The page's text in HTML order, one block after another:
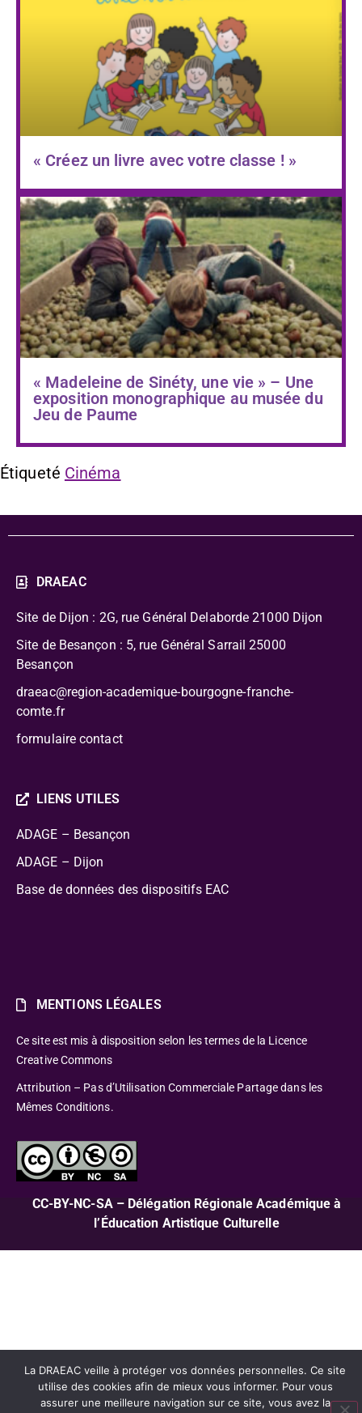
« Créez un livre avec votre classe ! »
« Madeleine de Sinéty, une vie » – Une
exposition monographique au musée du
Jeu de Paume
Étiqueté Cinéma
DRAEAC
Site de Dijon : 2G, rue Général Delaborde 21000 Dijon
Site de Besançon : 5, rue Général Sarrail 25000
Besançon
draeac@region-academique-bourgogne-franche-
comte.fr
formulaire contact
LIENS UTILES
ADAGE – Besançon
ADAGE – Dijon
Base de données des dispositifs EAC
MENTIONS LÉGALES
Ce site est mis à disposition selon les termes de la Licence
Creative Commons
Attribution – Pas d’Utilisation Commerciale Partage dans les
Mêmes Conditions.
CC-BY-NC-SA – Délégation Régionale Académique à
l’Éducation Artistique Culturelle
La DRAEAC veille à protéger vos données personnelles. Ce site
utilise des cookies afin de mieux vous informer. Pour vous
assurer une meilleure navigation sur ce site, vous avez la